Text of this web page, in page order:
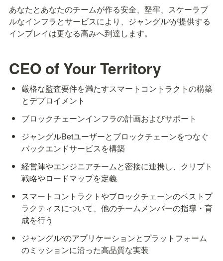
あなたとあなたのチームが作る安全、堅牢、スケーラブ
ルなインフラとサービスにより、ジャングルˣが提供する
インプレイは更なる高みへ到達します。
CEO of Your Territory
厳格な監査要件を満たすスマートコントラクトの構築
とデプロイメント
ブロックチェーンインフラの計画およびサポート
ジャングルBetユーザーとブロックチェーンをつなぐ
バックエンドサービスを構築
経営陣やエンジニアチームと密接に連携し、クリプト
戦略やロードマップを定義
スマートコントラクトやブロックチェーンのベストプ
ラクティスについて、他のチームメンバーの指導・育
成を行う
ジャングルˣのアプリケーションとプラットフォーム
のミッションに沿った高品質な実装